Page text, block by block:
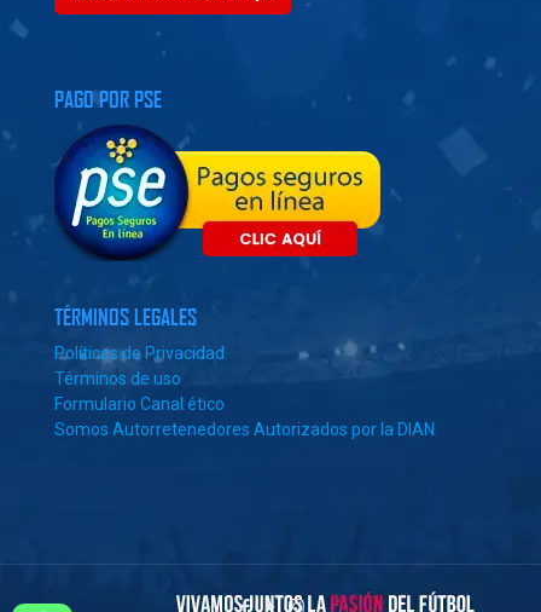
PAGO POR PSE
TÉRMINOS LEGALES
Políticas de Privacidad
Términos de uso
Formulario Canal ético
Somos Autorretenedores Autorizados por la DIAN